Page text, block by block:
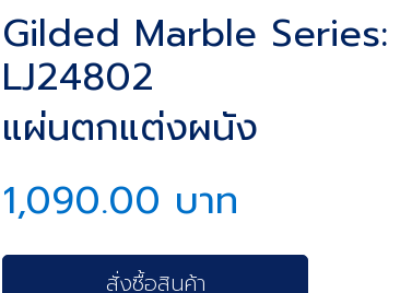
Gilded Marble Series:
LJ24802
แผ่นตกแต่งผนัง
1,090.00 บาท
สั่งซื้อสินค้า